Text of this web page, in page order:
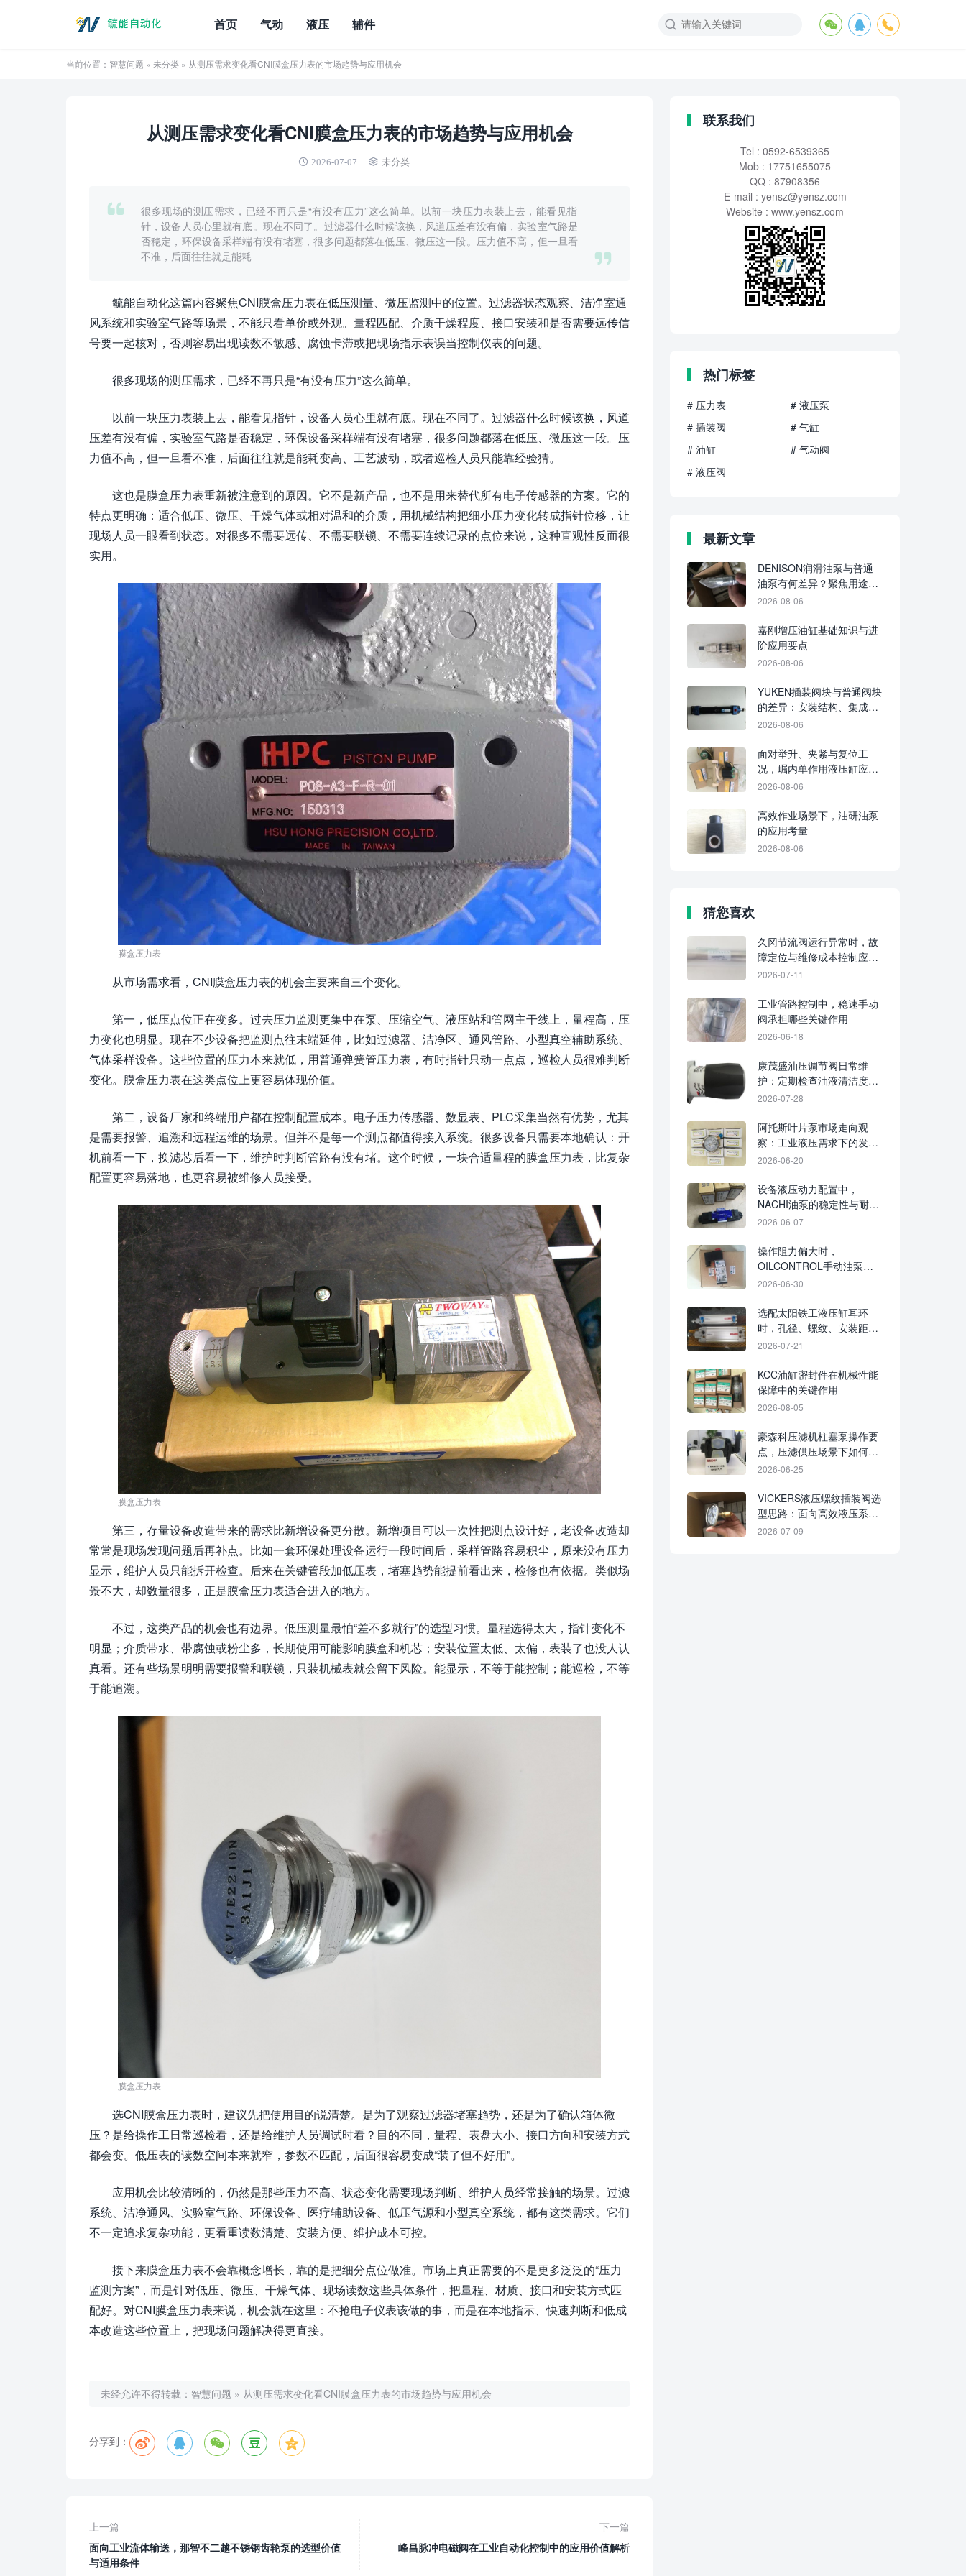
首页 气动 液压 辅件
当前位置： 智慧问题 » 未分类 » 从测压需求变化看CNI膜盒压力表的市场趋势与应用机会
从测压需求变化看CNI膜盒压力表的市场趋势与应用机会
2026-07-07 未分类
很多现场的测压需求，已经不再只是“有没有压力”这么简单。以前一块压力表装上去，能看见指
针，设备人员心里就有底。现在不同了。过滤器什么时候该换，风道压差有没有偏，实验室气路是
否稳定，环保设备采样端有没有堵塞，很多问题都落在低压、微压这一段。压力值不高，但一旦看
不准，后面往往就是能耗
毓能自动化这篇内容聚焦CNI膜盒压力表在低压测量、微压监测中的位置。过滤器状态观察、洁净室通
风系统和实验室气路等场景，不能只看单价或外观。量程匹配、介质干燥程度、接口安装和是否需要远传信
号要一起核对，否则容易出现读数不敏感、腐蚀卡滞或把现场指示表误当控制仪表的问题。
很多现场的测压需求，已经不再只是“有没有压力”这么简单。
以前一块压力表装上去，能看见指针，设备人员心里就有底。现在不同了。过滤器什么时候该换，风道
压差有没有偏，实验室气路是否稳定，环保设备采样端有没有堵塞，很多问题都落在低压、微压这一段。压
力值不高，但一旦看不准，后面往往就是能耗变高、工艺波动，或者巡检人员只能靠经验猜。
这也是膜盒压力表重新被注意到的原因。它不是新产品，也不是用来替代所有电子传感器的方案。它的
特点更明确：适合低压、微压、干燥气体或相对温和的介质，用机械结构把细小压力变化转成指针位移，让
现场人员一眼看到状态。对很多不需要远传、不需要联锁、不需要连续记录的点位来说，这种直观性反而很
实用。
膜盒压力表
从市场需求看，CNI膜盒压力表的机会主要来自三个变化。
第一，低压点位正在变多。过去压力监测更集中在泵、压缩空气、液压站和管网主干线上，量程高，压
力变化也明显。现在不少设备把监测点往末端延伸，比如过滤器、洁净区、通风管路、小型真空辅助系统、
气体采样设备。这些位置的压力本来就低，用普通弹簧管压力表，有时指针只动一点点，巡检人员很难判断
变化。膜盒压力表在这类点位上更容易体现价值。
第二，设备厂家和终端用户都在控制配置成本。电子压力传感器、数显表、PLC采集当然有优势，尤其
是需要报警、追溯和远程运维的场景。但并不是每一个测点都值得接入系统。很多设备只需要本地确认：开
机前看一下，换滤芯后看一下，维护时判断管路有没有堵。这个时候，一块合适量程的膜盒压力表，比复杂
配置更容易落地，也更容易被维修人员接受。
膜盒压力表
第三，存量设备改造带来的需求比新增设备更分散。新增项目可以一次性把测点设计好，老设备改造却
常常是现场发现问题后再补点。比如一套环保处理设备运行一段时间后，采样管路容易积尘，原来没有压力
显示，维护人员只能拆开检查。后来在关键管段加低压表，堵塞趋势能提前看出来，检修也有依据。类似场
景不大，却数量很多，正是膜盒压力表适合进入的地方。
不过，这类产品的机会也有边界。低压测量最怕“差不多就行”的选型习惯。量程选得太大，指针变化不
明显；介质带水、带腐蚀或粉尘多，长期使用可能影响膜盒和机芯；安装位置太低、太偏，表装了也没人认
真看。还有些场景明明需要报警和联锁，只装机械表就会留下风险。能显示，不等于能控制；能巡检，不等
于能追溯。
膜盒压力表
选CNI膜盒压力表时，建议先把使用目的说清楚。是为了观察过滤器堵塞趋势，还是为了确认箱体微
压？是给操作工日常巡检看，还是给维护人员调试时看？目的不同，量程、表盘大小、接口方向和安装方式
都会变。低压表的读数空间本来就窄，参数不匹配，后面很容易变成“装了但不好用”。
应用机会比较清晰的，仍然是那些压力不高、状态变化需要现场判断、维护人员经常接触的场景。过滤
系统、洁净通风、实验室气路、环保设备、医疗辅助设备、低压气源和小型真空系统，都有这类需求。它们
不一定追求复杂功能，更看重读数清楚、安装方便、维护成本可控。
接下来膜盒压力表不会靠概念增长，靠的是把细分点位做准。市场上真正需要的不是更多泛泛的“压力
监测方案”，而是针对低压、微压、干燥气体、现场读数这些具体条件，把量程、材质、接口和安装方式匹
配好。对CNI膜盒压力表来说，机会就在这里：不抢电子仪表该做的事，而是在本地指示、快速判断和低成
本改造这些位置上，把现场问题解决得更直接。
未经允许不得转载： 智慧问题 » 从测压需求变化看CNI膜盒压力表的市场趋势与应用机会
分享到：
上一篇
面向工业流体输送，那智不二越不锈钢齿轮泵的选型价值
与适用条件
下一篇
峰昌脉冲电磁阀在工业自动化控制中的应用价值解析
联系我们
Tel : 0592-6539365
Mob : 17751655075
QQ : 87908356
E-mail : yensz@yensz.com
Website : www.yensz.com
热门标签
# 压力表
# 液压泵
# 插装阀
# 气缸
# 油缸
# 气动阀
# 液压阀
最新文章
DENISON润滑油泵与普通
油泵有何差异？聚焦用途、
介质与供油方式
2026-08-06
嘉刚增压油缸基础知识与进
阶应用要点
2026-08-06
YUKEN插装阀块与普通阀块
的差异：安装结构、集成水
平及维护要点
2026-08-06
面对举升、夹紧与复位工
况，崛内单作用液压缸应分
别判断适配性
2026-08-06
高效作业场景下，油研油泵
的应用考量
2026-08-06
猜您喜欢
久冈节流阀运行异常时，故
障定位与维修成本控制应从
哪些环节入手
2026-07-11
工业管路控制中，稳速手动
阀承担哪些关键作用
2026-06-18
康茂盛油压调节阀日常维
护：定期检查油液清洁度、
密封状态与调压手柄
2026-07-28
阿托斯叶片泵市场走向观
察：工业液压需求下的发展
趋势
2026-06-20
设备液压动力配置中，
NACHI油泵的稳定性与耐用
性解析
2026-06-07
操作阻力偏大时，
OILCONTROL手动油泵可
先核对油路、密封与负载
2026-06-30
选配太阳铁工液压缸耳环
时，孔径、螺纹、安装距与
受力方向需逐项确认
2026-07-21
KCC油缸密封件在机械性能
保障中的关键作用
2026-08-05
豪森科压滤机柱塞泵操作要
点，压滤供压场景下如何掌
握关键技巧
2026-06-25
VICKERS液压螺纹插装阀选
型思路：面向高效液压系统
的集成控制应用
2026-07-09